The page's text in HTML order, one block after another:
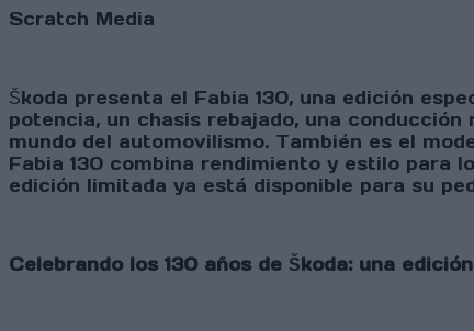
Scratch Media
Škoda presenta el Fabia 130, una edición
potencia, un chasis rebajado, una
mundo del automovilismo. También es el
Fabia 130 combina rendimiento y estilo para
edición limitada ya está disponible para su
Celebrando los 130 años de Škoda: una